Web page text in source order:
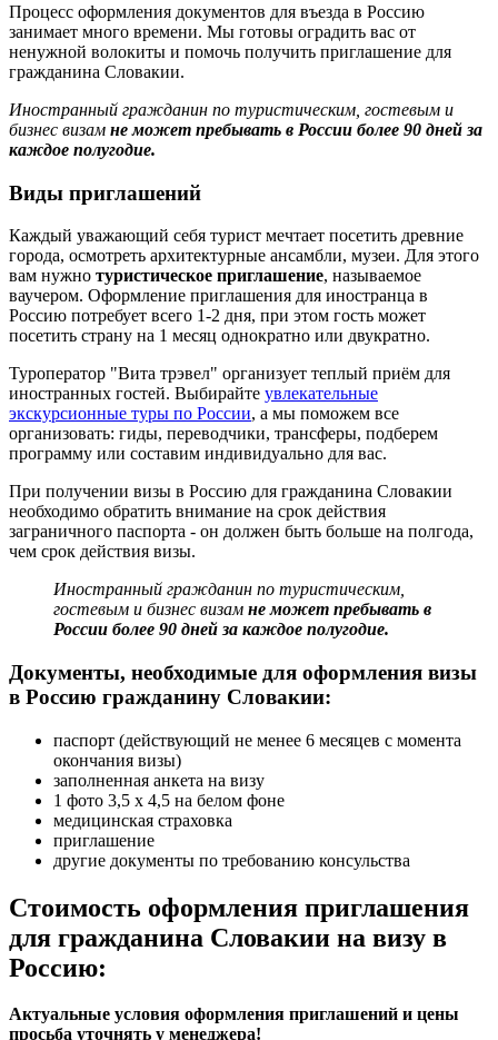
Процесс оформления документов для въезда в Россию
занимает много времени. Мы готовы оградить вас от
ненужной волокиты и помочь получить приглашение для
гражданина Словакии.
Иностранный гражданин по туристическим, гостевым и
бизнес визам не может пребывать в России более 90 дней за
каждое полугодие.
Виды приглашений
Каждый уважающий себя турист мечтает посетить древние
города, осмотреть архитектурные ансамбли, музеи. Для этого
вам нужно туристическое приглашение, называемое
ваучером. Оформление приглашения для иностранца в
Россию потребует всего 1-2 дня, при этом гость может
посетить страну на 1 месяц однократно или двукратно.
Туроператор "Вита трэвел" организует теплый приём для
иностранных гостей. Выбирайте увлекательные
экскурсионные туры по России, а мы поможем все
организовать: гиды, переводчики, трансферы, подберем
программу или составим индивидуально для вас.
При получении визы в Россию для гражданина Словакии
необходимо обратить внимание на срок действия
заграничного паспорта - он должен быть больше на полгода,
чем срок действия визы.
Иностранный гражданин по туристическим,
гостевым и бизнес визам не может пребывать в
России более 90 дней за каждое полугодие.
Документы, необходимые для оформления визы
в Россию гражданину Словакии:
паспорт (действующий не менее 6 месяцев с момента
окончания визы)
заполненная анкета на визу
1 фото 3,5 х 4,5 на белом фоне
медицинская страховка
приглашение
другие документы по требованию консульства
Стоимость оформления приглашения
для гражданина Словакии на визу в
Россию:
Актуальные условия оформления приглашений и цены
просьба уточнять у менеджера!